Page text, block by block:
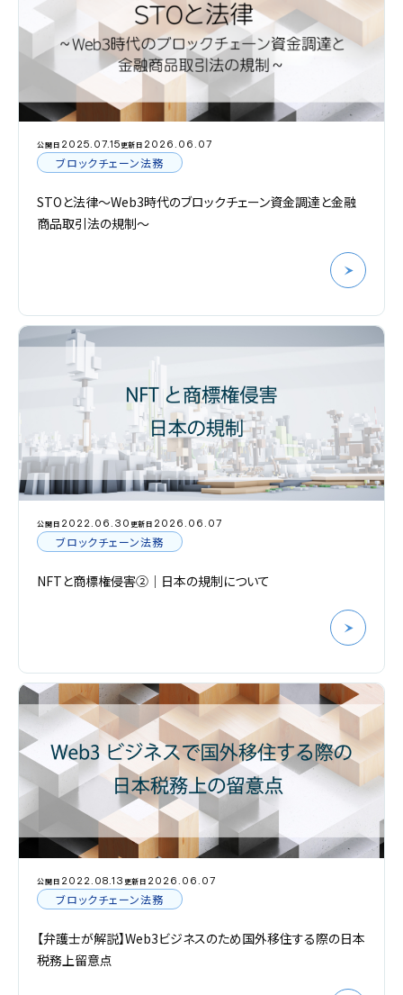
公開日 2025.07.15更新日 2026.06.07
ブロックチェーン法務
STOと法律～Web3時代のブロックチェーン資金調達と金融
商品取引法の規制～
公開日 2022.06.30 更新日 2026.06.07
ブロックチェーン法務
NFTと商標権侵害②｜日本の規制について
公開日 2022.08.13 更新日 2026.06.07
ブロックチェーン法務
【弁護士が解説】Web3ビジネスのため国外移住する際の日本
税務上留意点